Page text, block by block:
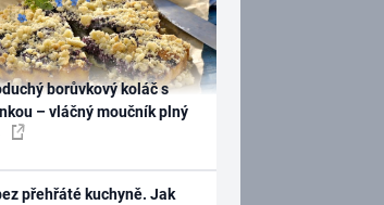
borůvkový koláč s
– vláčný moučník plný
přehřáté kuchyně. Jak